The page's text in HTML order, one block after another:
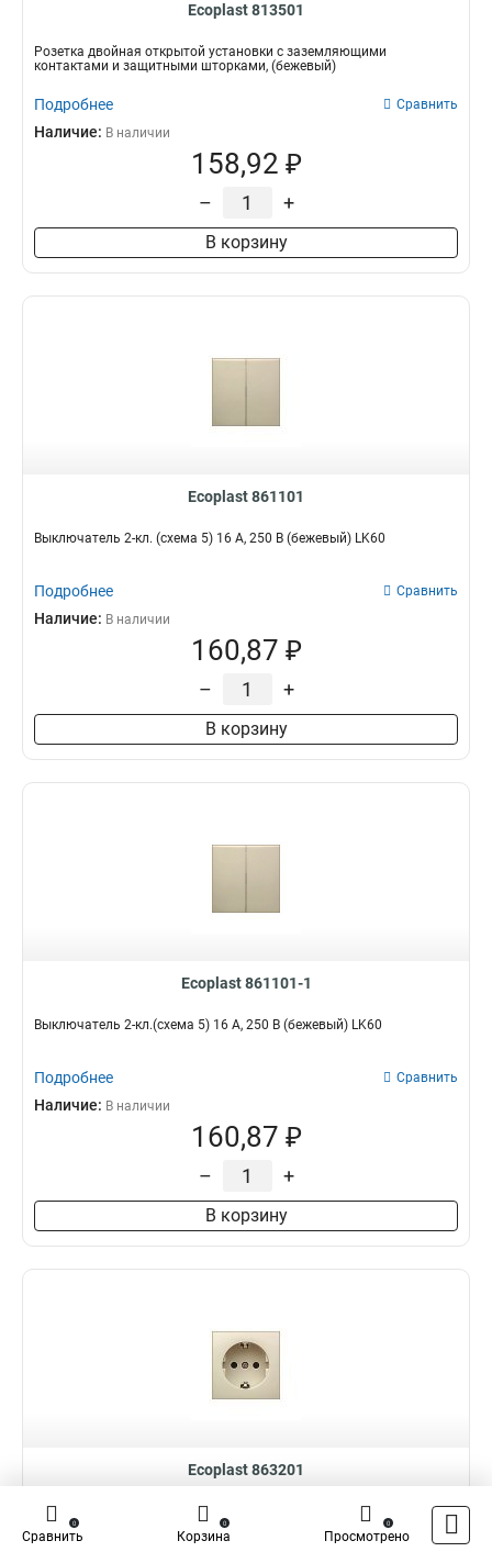
Ecoplast 813501
Розетка двойная открытой установки с заземляющими
контактами и защитными шторками, (бежевый)
Подробнее Сравнить
Наличие: В наличии
158,92 ₽
– +
В корзину
Ecoplast 861101
Выключатель 2-кл. (схема 5) 16 A, 250 B (бежевый) LK60
Подробнее Сравнить
Наличие: В наличии
160,87 ₽
– +
В корзину
Ecoplast 861101-1
Выключатель 2-кл.(схема 5) 16 A, 250 B (бежевый) LK60
Подробнее Сравнить
Наличие: В наличии
160,87 ₽
– +
В корзину
Ecoplast 863201
Розетка с з/к, со шторками (бежевый) LK60
Сравнить
0
Корзина
0
Просмотрено
0